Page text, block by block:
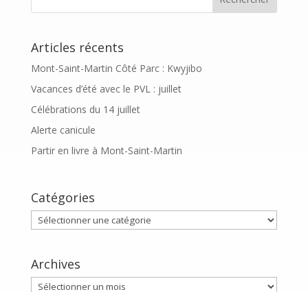
Articles récents
Mont-Saint-Martin Côté Parc : Kwyjibo
Vacances d’été avec le PVL : juillet
Célébrations du 14 juillet
Alerte canicule
Partir en livre à Mont-Saint-Martin
Catégories
Catégories
Archives
Archives